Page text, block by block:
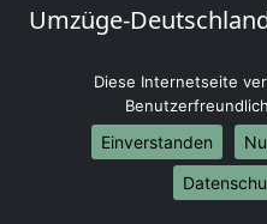
Umzüge-
Umzug von Esslingen
Umzug von Esslingen
Umzug von Esslingen
Umzug von Esslingen
Diese Internetseite
Einverstanden